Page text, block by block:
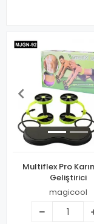
Multiflex Pro
Geliştirici
magicool